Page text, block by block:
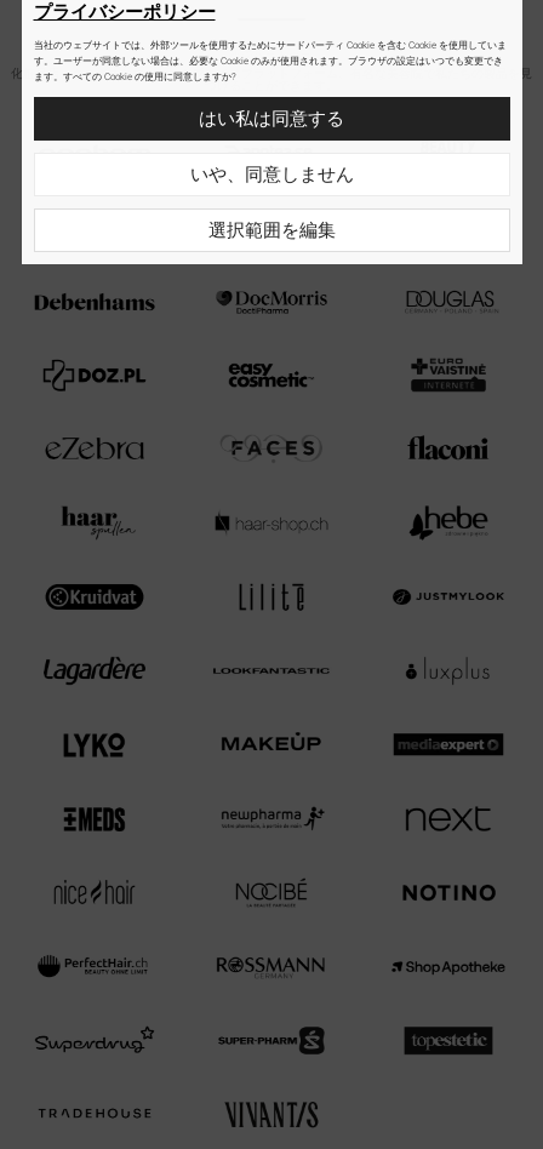
小売パートナー
化粧品店、さまざまなマーケットプレイスプラットフォーム、有名な美容院で私たちの製品を見
つけることができます。
プライバシーポリシー
当社のウェブサイトでは、外部ツールを使用するためにサードパーティ Cookie を含む Cookie を使用していま
す。ユーザーが同意しない場合は、必要な Cookie のみが使用されます。ブラウザの設定はいつでも変更でき
ます。すべての Cookie の使用に同意しますか?
はい私は同意する
いや、同意しません
選択範囲を編集